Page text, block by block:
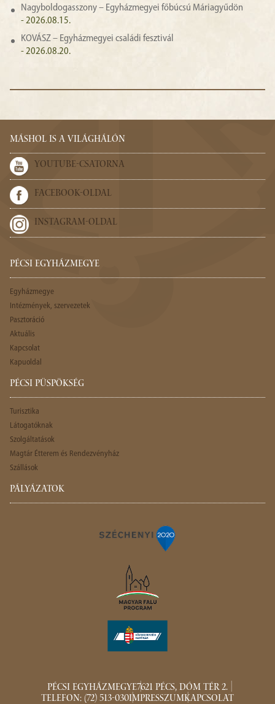
Nagyboldogasszony – Egyházmegyei főbúcsú Máriagyűdön
- 2026.08.15.
KOVÁSZ – Egyházmegyei családi fesztivál
- 2026.08.20.
MÁSHOL IS A VILÁGHÁLÓN
YOUTUBE-CSATORNA
FACEBOOK-OLDAL
INSTAGRAM-OLDAL
PÉCSI EGYHÁZMEGYE
Egyházmegye
Intézmények, szervezetek
Pasztoráció
Aktuális
Kapcsolat
Kapuoldal
PÉCSI PÜSPÖKSÉG
Turisztika
Látogatóknak
Szolgáltatások
Magtár Étterem és Rendezvényház
Szállások
PÁLYÁZATOK
PÉCSI EGYHÁZMEGYE7621 PÉCS, DÓM TÉR 2.
TELEFON: (72) 513-030IMPRESSZUMKAPCSOLAT